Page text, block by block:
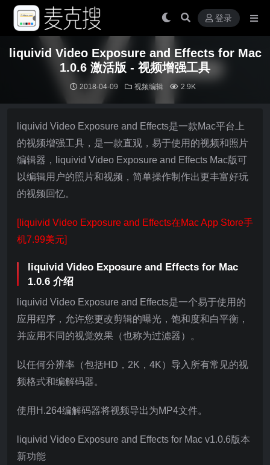
登录
liquivid Video Exposure and Effects for Mac
1.0.6 激活版 - 视频增强工具
2018-04-09 视频编辑 2.9K
liquivid Video Exposure and Effects是一款Mac平台上
的视频增强工具，是一款直观，易于使用的视频和照片
编辑器，liquivid Video Exposure and Effects Mac版可
以编辑用户的照片和视频，简单操作制作出更丰富好玩
的视频回忆。
[liquivid Video Exposure and Effects在Mac App Store手
机7.99美元]
liquivid Video Exposure and Effects for Mac
1.0.6 介绍
liquivid Video Exposure and Effects是一个易于使用的
应用程序，允许您更改剪辑的曝光，饱和度和白平衡，
并应用不同的视觉效果（也称为过滤器）。
以任何分辨率（包括HD，2K，4K）导入所有常见的视
频格式和编解码器。
使用H.264编解码器将视频导出为MP4文件。
liquivid Video Exposure and Effects for Mac v1.0.6版本
新功能